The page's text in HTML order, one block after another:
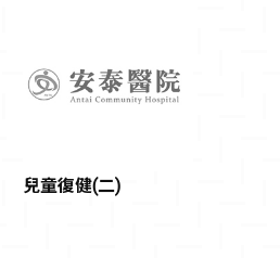
兒童復健(二)